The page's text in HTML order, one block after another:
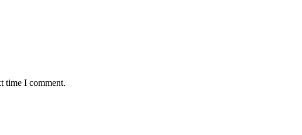
time I comment.